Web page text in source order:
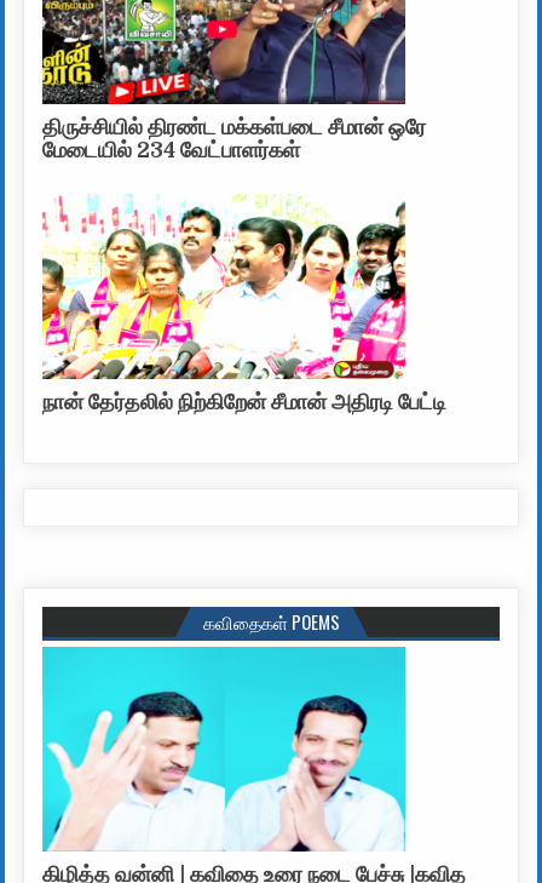
திருச்சியில் திரண்ட மக்கள்படை சீமான் ஒரே
மேடையில் 234 வேட்பாளர்கள்
நான் தேர்தலில் நிற்கிறேன் சீமான் அதிரடி பேட்டி
கவிதைகள் POEMS
கிழித்த வன்னி | கவிதை உரை நடை பேச்சு |கவித